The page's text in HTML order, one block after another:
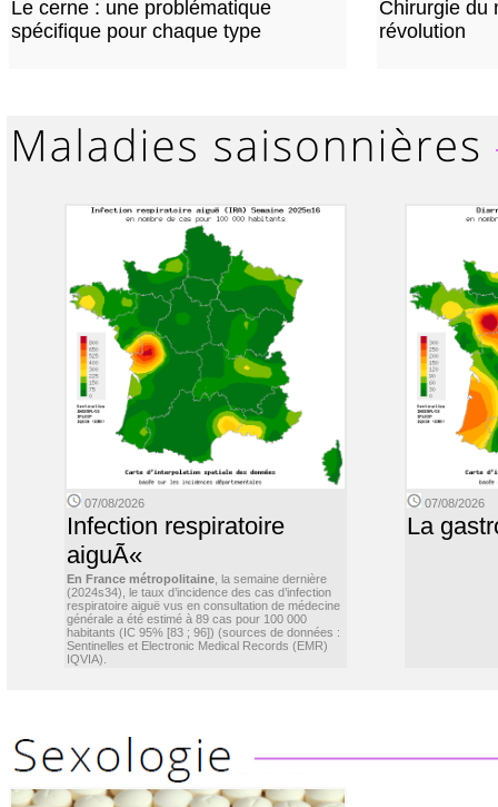
Le cerne : une problématique
spécifique pour chaque type
Chirurgie du
révolution
07/08/2026
Infection respiratoire
aiguÃ«
En France métropolitaine , la semaine dernière
(2024s34), le taux d’incidence des cas d’infection
respiratoire aiguë vus en consultation de médecine
générale a été estimé à 89 cas pour 100 000
habitants (IC 95% [83 ; 96]) (sources de données :
Sentinelles et Electronic Medical Records (EMR)
IQVIA).
07/08/2026
La